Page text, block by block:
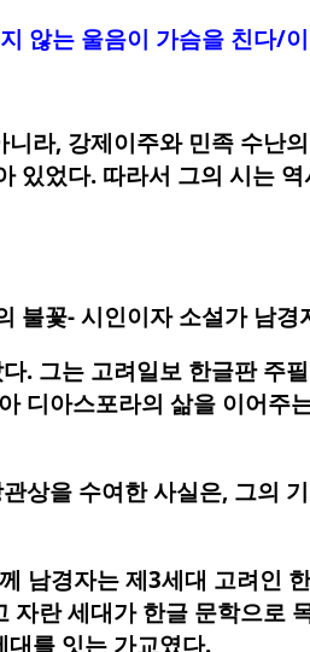
않는 울음이 가슴을 친다/
라, 강제이주와 민족 수난
있었다. 따라서 그의 시는
불꽃- 시인이자 소설가 남
. 그는 고려일보 한글판 주
디아스포라의 삶을 이어
상을 수여한 사실은, 그의
남경자는 제3세대 고려인
자란 세대가 한글 문학으로
대를 잇는 가교였다.